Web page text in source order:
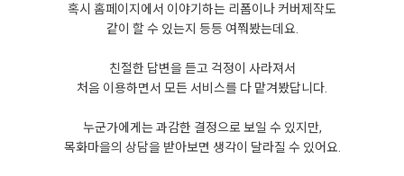
혹시 홈페이지에서 이야기하는 리폼이나 커버제작도
같이 할 수 있는지 등등 여쭤봤는데요.
친절한 답변을 듣고 걱정이 사라져서
처음 이용하면서 모든 서비스를 다 맡겨봤답니다.
누군가에게는 과감한 결정으로 보일 수 있지만,
목화마을의 상담을 받아보면 생각이 달라질 수 있어요.